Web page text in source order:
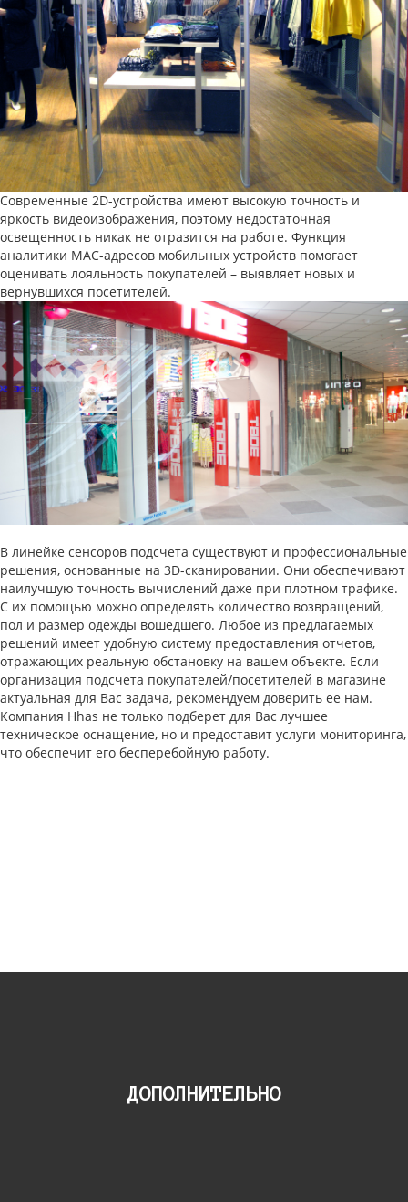
Современные 2D-устройства имеют высокую точность и
яркость видеоизображения, поэтому недостаточная
освещенность никак не отразится на работе. Функция
аналитики MAC-адресов мобильных устройств помогает
оценивать лояльность покупателей – выявляет новых и
вернувшихся посетителей.
В линейке сенсоров подсчета существуют и профессиональные
решения, основанные на 3D-сканировании. Они обеспечивают
наилучшую точность вычислений даже при плотном трафике.
С их помощью можно определять количество возвращений,
пол и размер одежды вошедшего. Любое из предлагаемых
решений имеет удобную систему предоставления отчетов,
отражающих реальную обстановку на вашем объекте. Если
организация подсчета покупателей/посетителей в магазине
актуальная для Вас задача, рекомендуем доверить ее нам.
Компания Hhas не только подберет для Вас лучшее
техническое оснащение, но и предоставит услуги мониторинга,
что обеспечит его бесперебойную работу.
ДОПОЛНИТЕЛЬНО